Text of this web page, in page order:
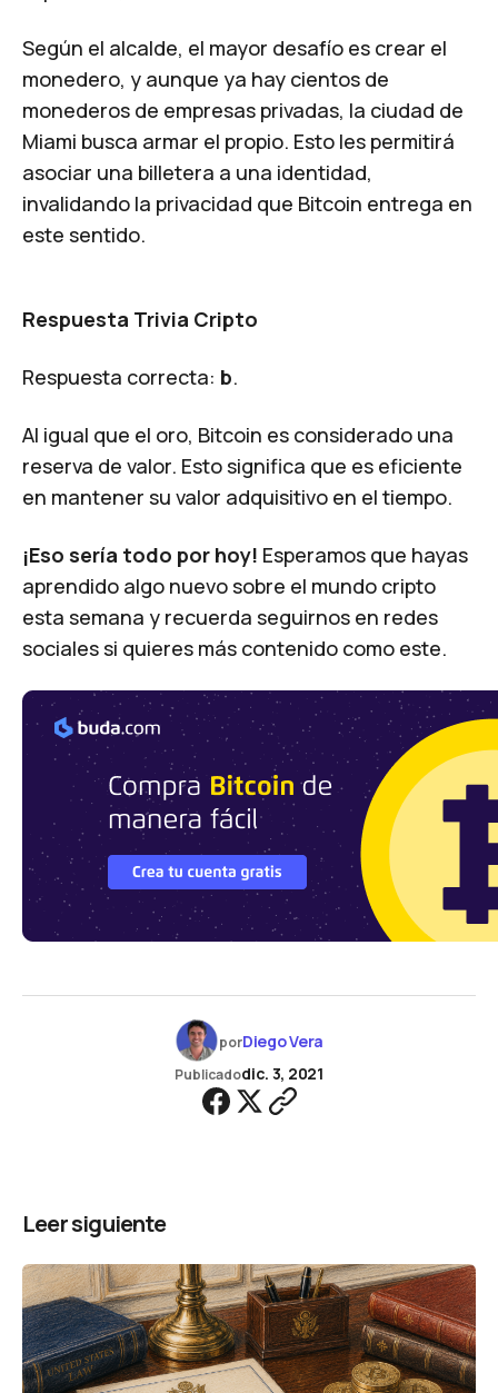
Según el alcalde, el mayor desafío es crear el
monedero, y aunque ya hay cientos de
monederos de empresas privadas, la ciudad de
Miami busca armar el propio. Esto les permitirá
asociar una billetera a una identidad,
invalidando la privacidad que Bitcoin entrega en
este sentido.
Respuesta Trivia Cripto
Respuesta correcta: b.
Al igual que el oro, Bitcoin es considerado una
reserva de valor. Esto significa que es eficiente
en mantener su valor adquisitivo en el tiempo.
¡Eso sería todo por hoy! Esperamos que hayas
aprendido algo nuevo sobre el mundo cripto
esta semana y recuerda seguirnos en redes
sociales si quieres más contenido como este.
porDiego Vera
Publicadodic. 3, 2021
Leer siguiente